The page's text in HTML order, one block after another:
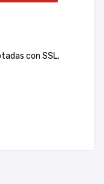
con SSL.